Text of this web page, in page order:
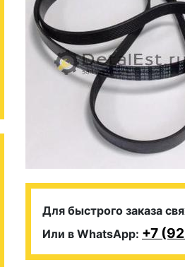
Для быстрого заказа
Или в WhatsApp: +7